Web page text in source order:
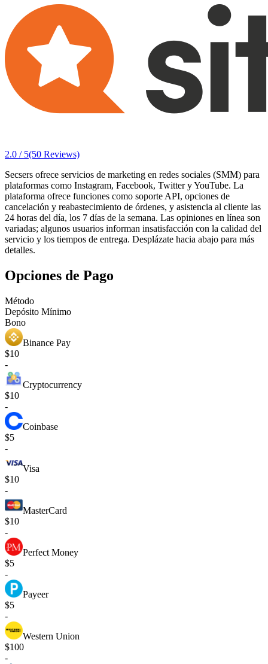
2.0 / 5(50 Reviews)
Secsers ofrece servicios de marketing en redes sociales (SMM) para
plataformas como Instagram, Facebook, Twitter y YouTube. La
plataforma ofrece funciones como soporte API, opciones de
cancelación y reabastecimiento de órdenes, y asistencia al cliente las
24 horas del día, los 7 días de la semana. Las opiniones en línea son
variadas; algunos usuarios informan insatisfacción con la calidad del
servicio y los tiempos de entrega. Desplázate hacia abajo para más
detalles.
Opciones de Pago
Método
Depósito Mínimo
Bono
Binance Pay
$10
-
Cryptocurrency
$10
-
Coinbase
$5
-
Visa
$10
-
MasterCard
$10
-
Perfect Money
$5
-
Payeer
$5
-
Western Union
$100
-